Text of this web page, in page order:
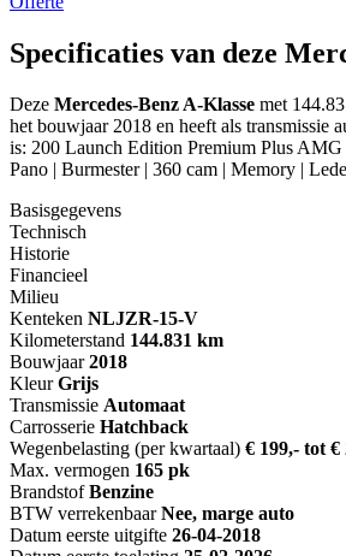
Specificaties van deze
Deze Mercedes-Benz A-Klasse met
het bouwjaar 2018 en heeft als transmissie
is: 200 Launch Edition Premium Plus
Pano | Burmester | 360 cam | Memory |
Basisgegevens
Technisch
Historie
Financieel
Milieu
Kenteken NLJZR-15-V
Kilometerstand 144.831 km
Bouwjaar 2018
Kleur Grijs
Transmissie Automaat
Carrosserie Hatchback
Wegenbelasting (per kwartaal) € 199,- tot €
Max. vermogen 165 pk
Brandstof Benzine
BTW verrekenbaar Nee, marge auto
Datum eerste uitgifte 26-04-2018